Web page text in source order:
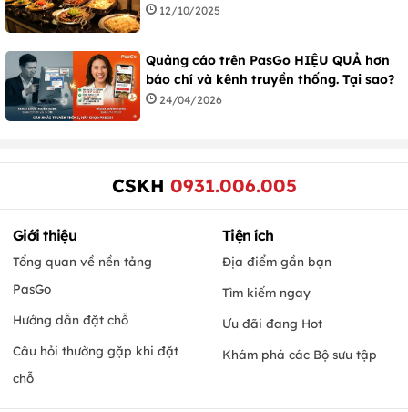
12/10/2025
Quảng cáo trên PasGo HIỆU QUẢ hơn
báo chí và kênh truyền thống. Tại sao?
24/04/2026
CSKH 0931.006.005
Giới thiệu
Tổng quan về nền tảng
PasGo
Hướng dẫn đặt chỗ
Câu hỏi thường gặp khi đặt
chỗ
Tiện ích
Địa điểm gần bạn
Tìm kiếm ngay
Ưu đãi đang Hot
Khám phá các Bộ sưu tập